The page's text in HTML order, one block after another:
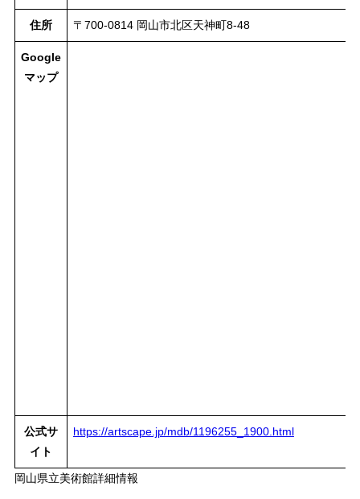
住所 〒700-0814 岡山市北区天神町8-48
Google
マップ
公式サ
イト
https://artscape.jp/mdb/1196255_1900.html
岡山県立美術館詳細情報